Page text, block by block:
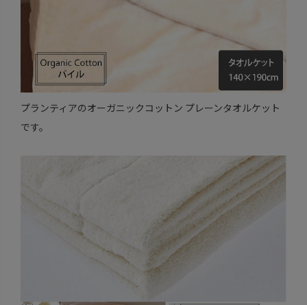
プランティアのオーガニックコットン プレーンタオルケット
です。